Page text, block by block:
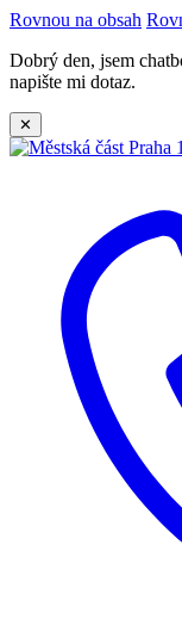
Rovnou na obsah
Dobrý den, jsem
napište mi dotaz.
✕